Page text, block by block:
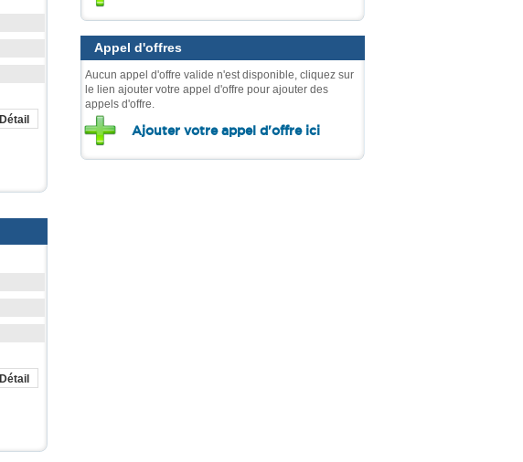
Détail
Détail
Appel d'offres
Aucun appel d'offre valide n'est disponible, cliquez sur
le lien ajouter votre appel d'offre pour ajouter des
appels d'offre.
Ajouter votre appel d'offre ici